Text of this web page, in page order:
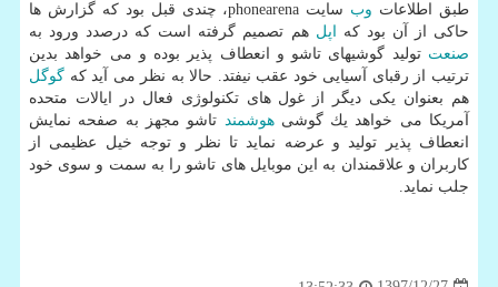
طبق اطلاعات وب
سایت phonearena، چندی قبل بود كه گزارش ها
حاكی از آن بود كه
اپل هم تصمیم گرفته است كه درصدد ورود به
صنعت تولید گوشیهای تاشو و انعطاف پذیر بوده و می خواهد بدین
ترتیب از رقبای آسیایی خود عقب نیفتد. حالا به نظر می آید كه گوگل
هم بعنوان یكی دیگر از غول های تكنولوژی فعال در ایالات متحده
آمریكا می خواهد یك گوشیهوشمند تاشو مجهز به صفحه نمایش
انعطاف پذیر تولید و عرضه نماید تا نظر و توجه خیل عظیمی از
كاربران و علاقمندان به این موبایل های تاشو را به سمت و سوی خود
جلب نماید.